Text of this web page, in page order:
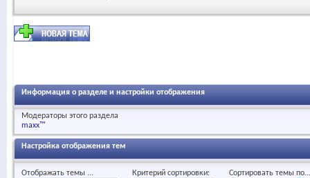
Информация о разделе и настройки отображения
Модераторы этого раздела
maxx™
Настройка отображения тем
Отображать темы ... Критерий сортировки:
Сортировать темы по...